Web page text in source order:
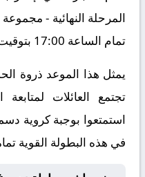
المرحلة النهائية -
تمام الساعة 17:00 بتوقيت مكة المكرمة.
يمثل هذا الموعد ذروة
تجتمع العائلات
استمتعوا بوجبة كروية
في هذه البطولة القوية